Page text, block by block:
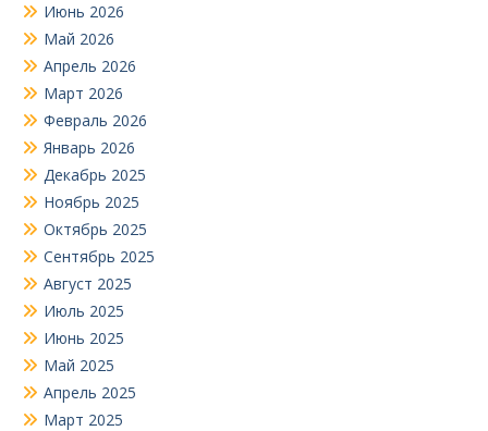
Июнь 2026
Май 2026
Апрель 2026
Март 2026
Февраль 2026
Январь 2026
Декабрь 2025
Ноябрь 2025
Октябрь 2025
Сентябрь 2025
Август 2025
Июль 2025
Июнь 2025
Май 2025
Апрель 2025
Март 2025